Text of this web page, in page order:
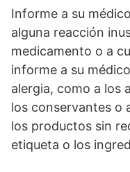
Informe a su
alguna reacción
medicamento o a
informe a su
alergia, como a los
los conservantes o
los productos sin
etiqueta o los